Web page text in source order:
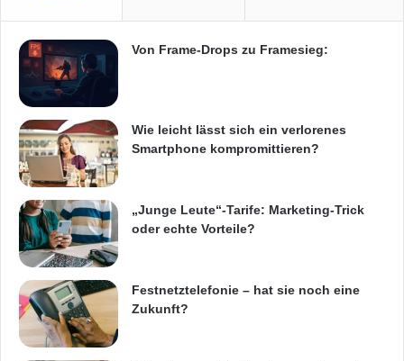
Von Frame-Drops zu Framesieg:
Wie leicht lässt sich ein verlorenes
Smartphone kompromittieren?
„Junge Leute“-Tarife: Marketing-Trick
oder echte Vorteile?
Festnetztelefonie – hat sie noch eine
Zukunft?